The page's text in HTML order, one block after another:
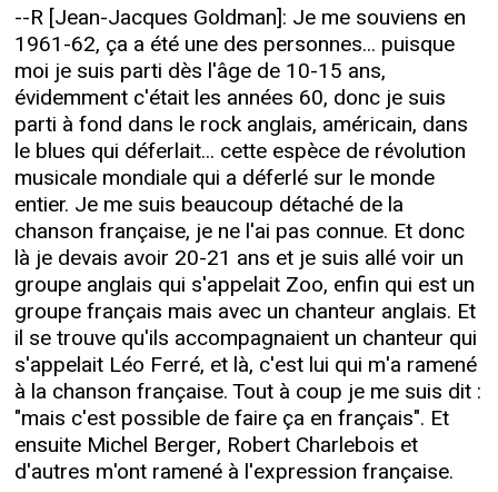
--R [Jean-Jacques Goldman]: Je me souviens en
1961-62, ça a été une des personnes... puisque
moi je suis parti dès l'âge de 10-15 ans,
évidemment c'était les années 60, donc je suis
parti à fond dans le rock anglais, américain, dans
le blues qui déferlait... cette espèce de révolution
musicale mondiale qui a déferlé sur le monde
entier. Je me suis beaucoup détaché de la
chanson française, je ne l'ai pas connue. Et donc
là je devais avoir 20-21 ans et je suis allé voir un
groupe anglais qui s'appelait Zoo, enfin qui est un
groupe français mais avec un chanteur anglais. Et
il se trouve qu'ils accompagnaient un chanteur qui
s'appelait Léo Ferré, et là, c'est lui qui m'a ramené
à la chanson française. Tout à coup je me suis dit :
"mais c'est possible de faire ça en français". Et
ensuite Michel Berger, Robert Charlebois et
d'autres m'ont ramené à l'expression française.